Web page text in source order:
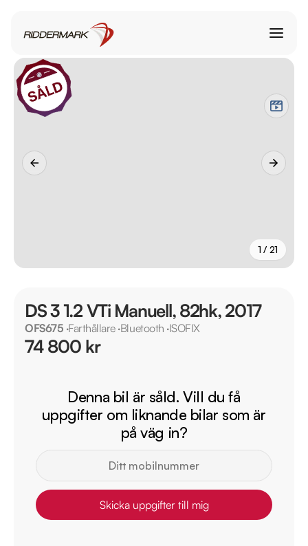
1 / 21
DS 3 1.2 VTi Manuell, 82hk, 2017
OFS675 ·Farthållare·Bluetooth ·ISOFIX
74 800 kr
Denna bil är såld. Vill du få
uppgifter om liknande bilar som är
på väg in?
Skicka uppgifter till mig